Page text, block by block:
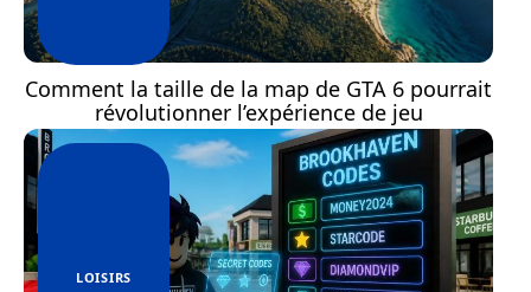
Comment la taille de la map de GTA 6 pourrait
révolutionner l’expérience de jeu
LOISIRS